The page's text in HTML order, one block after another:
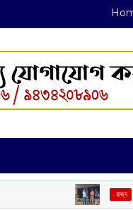
‌ রাজ্য টিভি দেখা